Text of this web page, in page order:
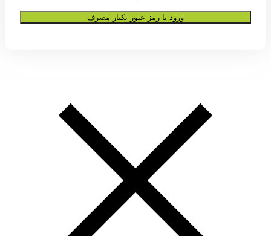
پشتیبانی از تجربه شما در این وب
به هیچ عنوان در اختیار دیگران قرار